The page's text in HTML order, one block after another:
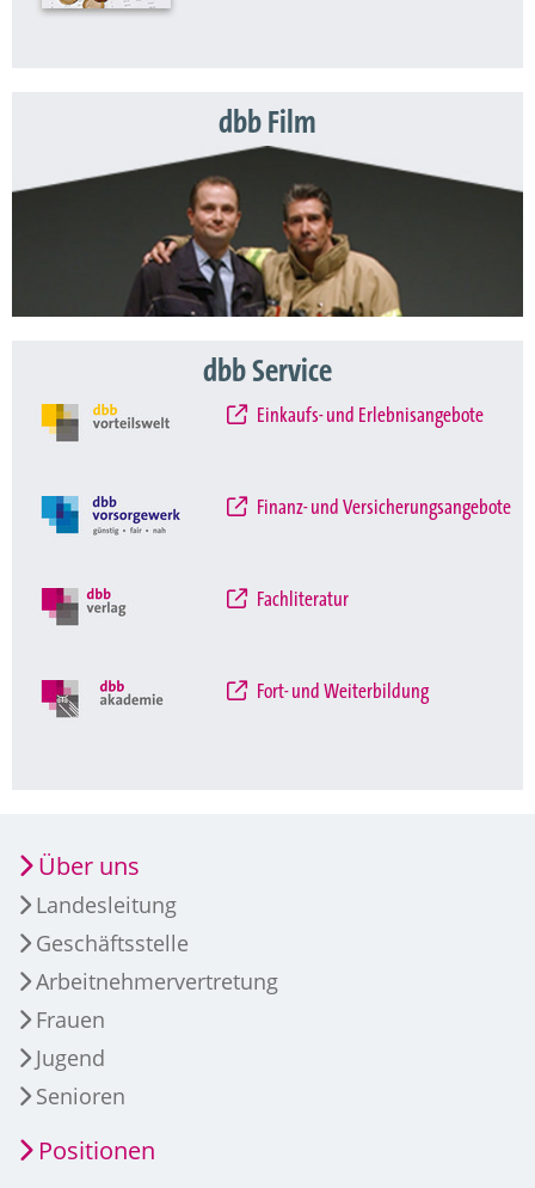
dbb Film
dbb Service
Einkaufs- und Erlebnisangebote
Finanz- und Versicherungsangebote
Fachliteratur
Fort- und Weiterbildung
Über uns
Landesleitung
Geschäftsstelle
Arbeitnehmervertretung
Frauen
Jugend
Senioren
Positionen